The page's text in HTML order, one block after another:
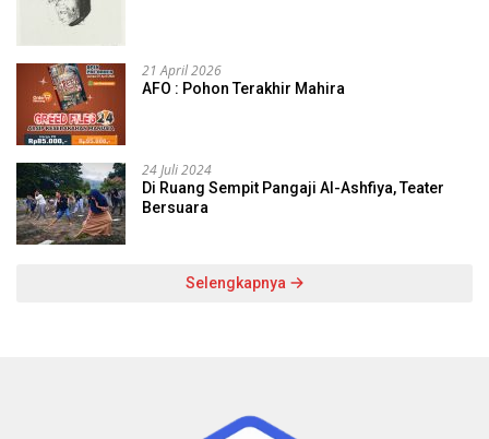
21 April 2026
AFO : Pohon Terakhir Mahira
24 Juli 2024
Di Ruang Sempit Pangaji Al-Ashfiya, Teater
Bersuara
Selengkapnya